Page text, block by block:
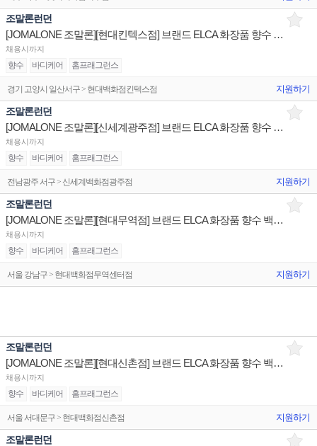
조말론런던
[JOMALONE 조말론][현대킨텍스점] 브랜드 ELCA 화장품 향수 백화점 매장 채용
채용시까지
향수 바디케어 홈프래그런스
경기 고양시 일산서구 > 현대백화점킨텍스점 지원하기
조말론런던
[JOMALONE 조말론][신세계광주점] 브랜드 ELCA 화장품 향수 백화점 매장 채용
채용시까지
향수 바디케어 홈프래그런스
전남광주 서구 > 신세계백화점광주점 지원하기
조말론런던
[JOMALONE 조말론][현대무역점] 브랜드 ELCA 화장품 향수 백화점 매장 채용
채용시까지
향수 바디케어 홈프래그런스
서울 강남구 > 현대백화점무역센터점 지원하기
조말론런던
[JOMALONE 조말론][현대신촌점] 브랜드 ELCA 화장품 향수 백화점 매장 채용
채용시까지
향수 바디케어 홈프래그런스
서울 서대문구 > 현대백화점신촌점 지원하기
조말론런던